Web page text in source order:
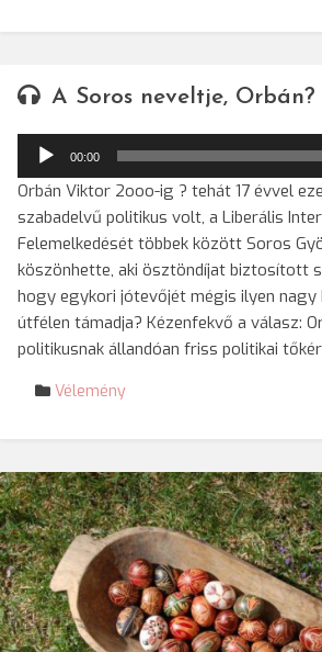
A Soros neveltje, Orbán?
Audió
lejátszó
00:00
Orbán Viktor 2ooo-ig ? tehát 17 évvel
szabadelvű politikus volt, a Liberális
Felemelkedését többek között Soros
köszönhette, aki ösztöndíjat biztosított
hogy egykori jótevőjét mégis ilyen nagy
útfélen támadja? Kézenfekvő a válasz:
politikusnak állandóan friss politikai
Vélemény